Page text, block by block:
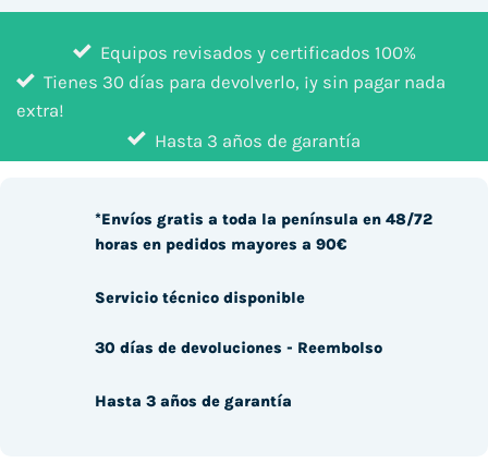
Equipos revisados y certificados 100%
Tienes 30 días para devolverlo, ¡y sin pagar nada
extra!
Hasta 3 años de garantía
*Envíos gratis a toda la península en 48/72
horas en pedidos mayores a 90€
Servicio técnico disponible
30 días de devoluciones - Reembolso
Hasta 3 años de garantía